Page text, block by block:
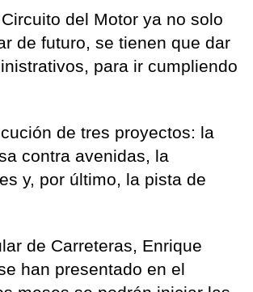
del Motor ya no solo
de futuro, se tienen que dar
para ir cumpliendo
de tres proyectos: la
contra avenidas, la
y, por último, la pista de
de Carreteras, Enrique
han presentado en el